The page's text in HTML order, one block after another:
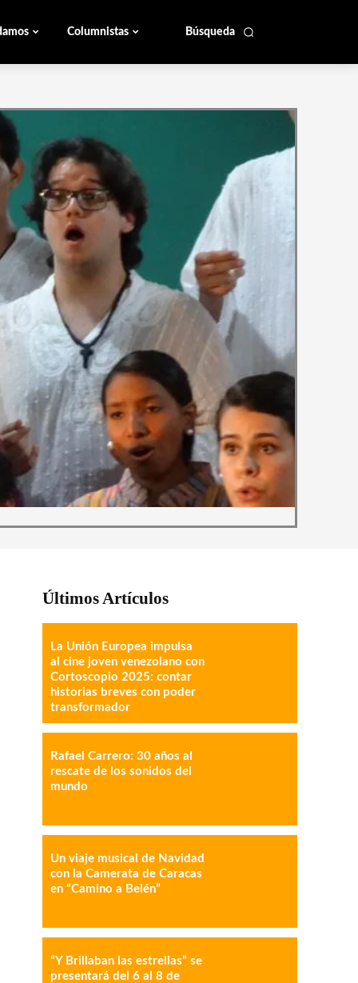
Búsqueda
Columnistas
IMPRESIÓN COPY URL
Últimos Artículos
La Unión Europea impulsa
al cine joven venezolano con
Cortoscopio 2025: contar
historias breves con poder
transformador
Rafael Carrero: 30 años al
rescate de los sonidos del
mundo
Un viaje musical de Navidad
con la Camerata de Caracas
en “Camino a Belén”
“Y Brillaban las estrellas” se
presentará del 6 al 8 de